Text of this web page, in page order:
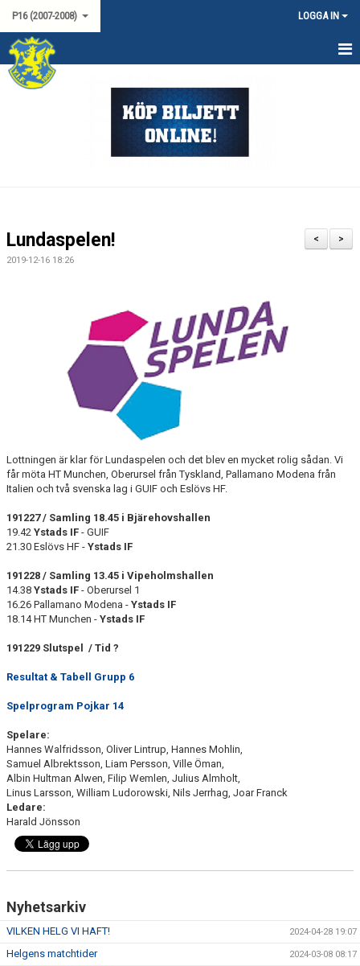
P16 (2007-2008) LOGGA IN
HEM
LAGSPONSORER
>
<
Lundaspelen!
2019-12-16 18:26
Lottningen är klar för Lundaspelen och det blev en mycket rolig sådan. Vi
får möta HT Munchen, Oberursel från Tyskland, Pallamano Modena från
Italien och två svenska lag i GUIF och Eslövs HF.
191227 / Samling 18.45 i Bjärehovshallen
19.42 Ystads IF - GUIF
21.30 Eslövs HF - Ystads IF
191228 / Samling 13.45 i Vipeholmshallen
14.38 Ystads IF - Oberursel 1
16.26 Pallamano Modena - Ystads IF
18.14 HT Munchen - Ystads IF
191229 Slutspel / Tid ?
Resultat & Tabell Grupp 6
Spelprogram Pojkar 14
Spelare:
Hannes Walfridsson, Oliver Lintrup, Hannes Mohlin,
Samuel Albrektsson, Liam Persson, Ville Öman,
Albin Hultman Alwen, Filip Wemlen, Julius Almholt,
Linus Larsson, William Ludorowski, Nils Jerrhag, Joar Franck
Ledare:
Harald Jönsson
Nyhetsarkiv
VILKEN HELG VI HAFT! 2024-04-28 19:07
Helgens matchtider 2024-03-08 08:17